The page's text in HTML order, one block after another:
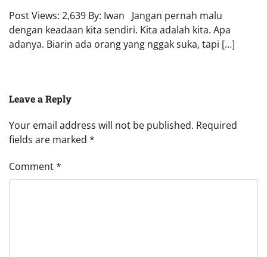
Post Views: 2,639 By: Iwan Jangan pernah malu
dengan keadaan kita sendiri. Kita adalah kita. Apa
adanya. Biarin ada orang yang nggak suka, tapi […]
Leave a Reply
Your email address will not be published. Required
fields are marked *
Comment*